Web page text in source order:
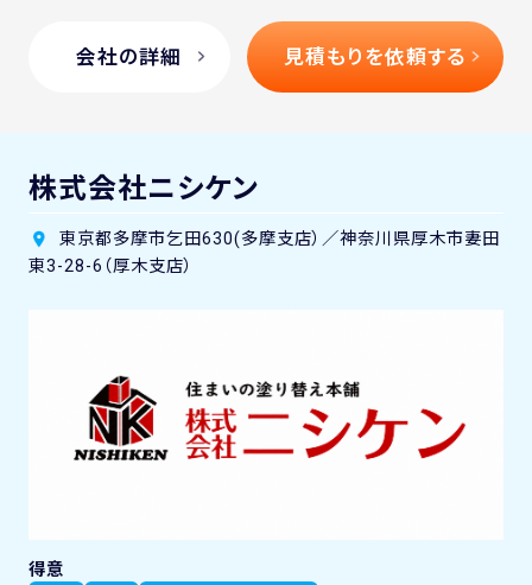
会社の詳細 見積もりを依頼する
株式会社ニシケン
東京都多摩市乞田630(多摩支店）／神奈川県厚木市妻田
東3-28-6（厚木支店）
得意